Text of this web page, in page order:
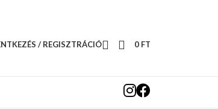
/ REGISZTRÁCIÓ 0 FT